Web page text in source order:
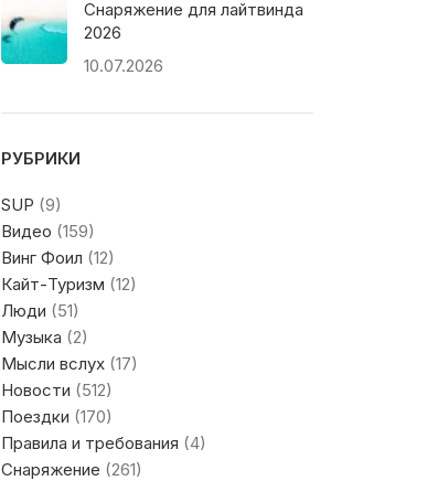
Снаряжение для лайтвинда
2026
10.07.2026
РУБРИКИ
SUP (9)
Видео (159)
Винг Фоил (12)
Кайт-Туризм (12)
Люди (51)
Музыка (2)
Мысли вслух(17)
Новости (512)
Поездки (170)
Правила и требования (4)
Снаряжение (261)